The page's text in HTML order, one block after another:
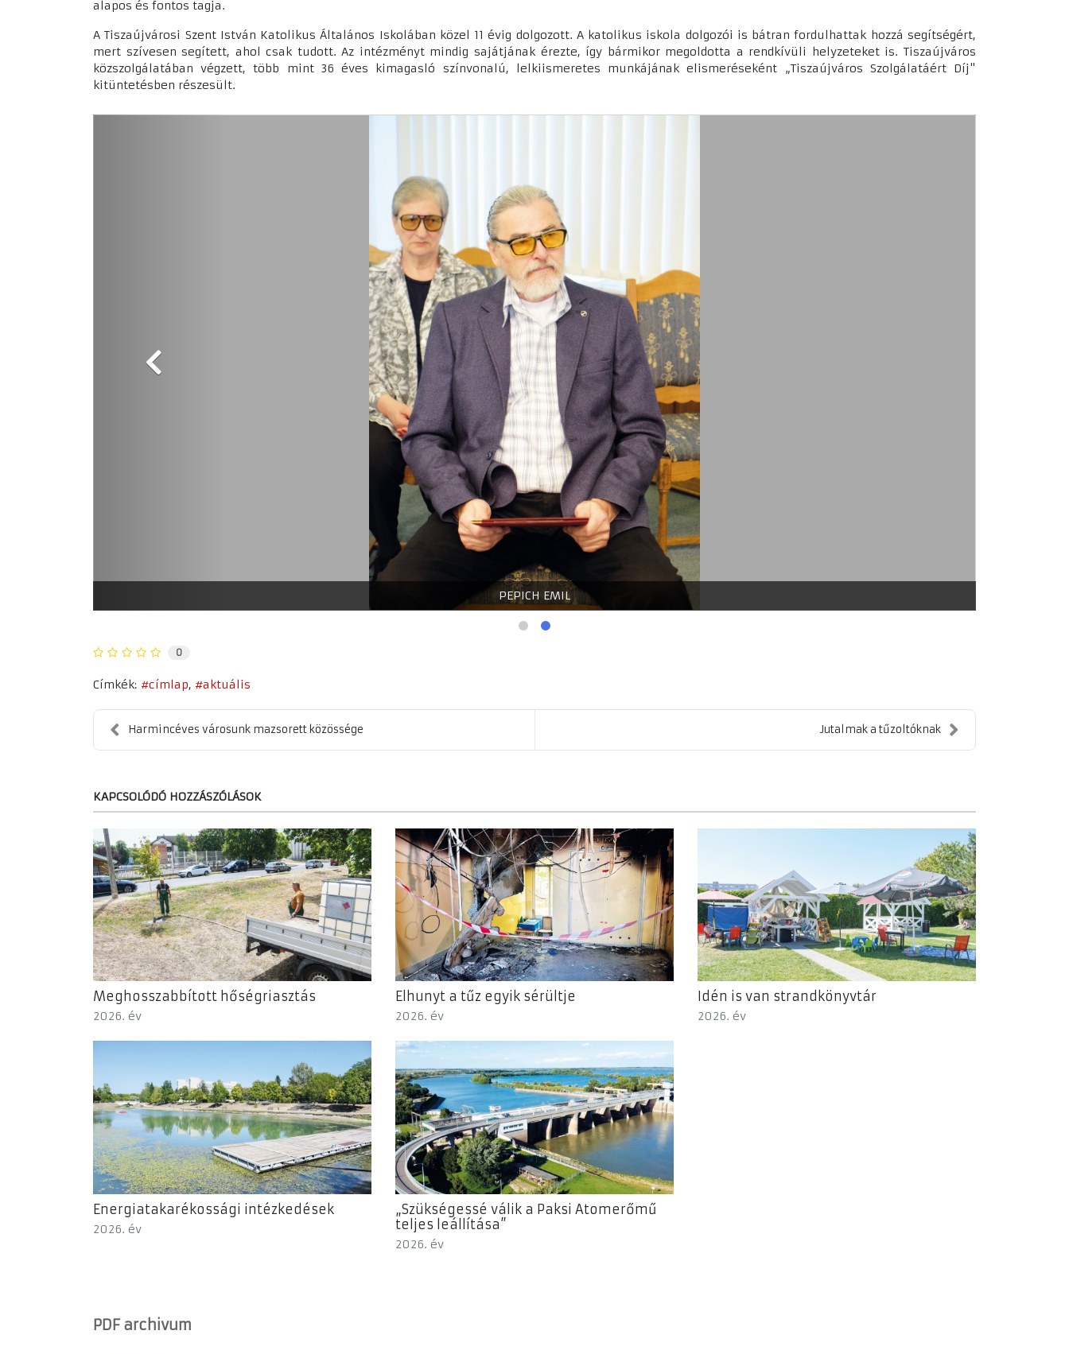
alapos és fontos tagja.
A Tiszaújvárosi Szent István Katolikus Általános Iskolában közel 11 évig dolgozott. A katolikus iskola dolgozói is bátran fordulhattak hozzá segítségért,
mert szívesen segített, ahol csak tudott. Az intézményt mindig sajátjának érezte, így bármikor megoldotta a rendkívüli helyzeteket is. Tiszaújváros
közszolgálatában végzett, több mint 36 éves kimagasló színvonalú, lelkiismeretes munkájának elismeréseként „Tiszaújváros Szolgálatáért Díj"
kitüntetésben részesült.
PEPICH EMIL
0
Címkék: címlap aktuális
Harmincéves városunk mazsorett közössége Jutalmak a tűzoltóknak
KAPCSOLÓDÓ HOZZÁSZÓLÁSOK
Meghosszabbított hőségriasztás
2026. év
Elhunyt a tűz egyik sérültje
2026. év
Idén is van strandkönyvtár
2026. év
Energiatakarékossági intézkedések
2026. év
„Szükségessé válik a Paksi Atomerőmű
teljes leállítása”
2026. év
PDF archivum